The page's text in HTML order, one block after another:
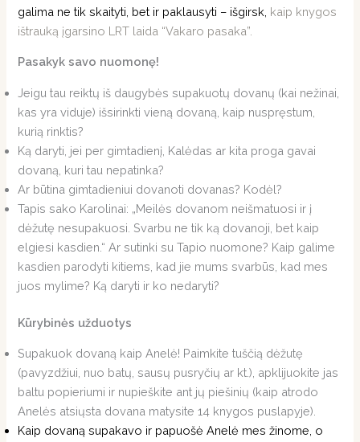
galima ne tik skaityti, bet ir paklausyti – išgirsk, kaip knygos
ištrauką įgarsino LRT laida “Vakaro pasaka”.
Pasakyk savo nuomonę!
Jeigu tau reiktų iš daugybės supakuotų dovanų (kai nežinai,
kas yra viduje) išsirinkti vieną dovaną, kaip nuspręstum,
kurią rinktis?
Ką daryti, jei per gimtadienį, Kalėdas ar kita proga gavai
dovaną, kuri tau nepatinka?
Ar būtina gimtadieniui dovanoti dovanas? Kodėl?
Tapis sako Karolinai: „Meilės dovanom neišmatuosi ir į
dėžutę nesupakuosi. Svarbu ne tik ką dovanoji, bet kaip
elgiesi kasdien.“ Ar sutinki su Tapio nuomone? Kaip galime
kasdien parodyti kitiems, kad jie mums svarbūs, kad mes
juos mylime? Ką daryti ir ko nedaryti?
Kūrybinės užduotys
Supakuok dovaną kaip Anelė! Paimkite tuščią dėžutę
(pavyzdžiui, nuo batų, sausų pusryčių ar kt.), apklijuokite jas
baltu popieriumi ir nupieškite ant jų piešinių (kaip atrodo
Anelės atsiųsta dovana matysite 14 knygos puslapyje).
Kaip dovaną supakavo ir papuošė Anelė mes žinome, o